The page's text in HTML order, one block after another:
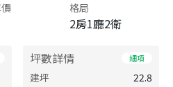
格局
2房1廳2衛
坪數詳情 細項
建坪
22.8